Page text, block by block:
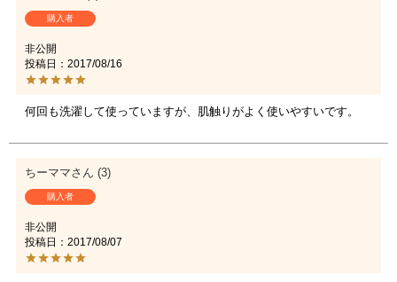
購入者
非公開
投稿日
2017/08/16
何回も洗濯して使っていますが、肌触りがよく使いやすいです。
ちーママ 3
購入者
非公開
投稿日
2017/08/07